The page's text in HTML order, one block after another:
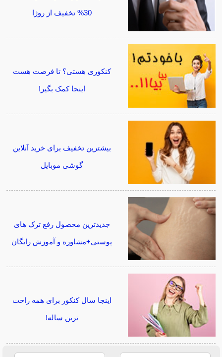
30% تخفیف از روژا
کنکوری هستی؟ تا فرصت هست
اینجا کمک بگیر!
بیشترین تخفیف برای خرید آنلاین
گوشی موبایل
جدیدترین محصول رفع ترک های
پوستی+مشاوره و آموزش رایگان
اینجا سال کنکور برای همه راحت
ترین ساله!